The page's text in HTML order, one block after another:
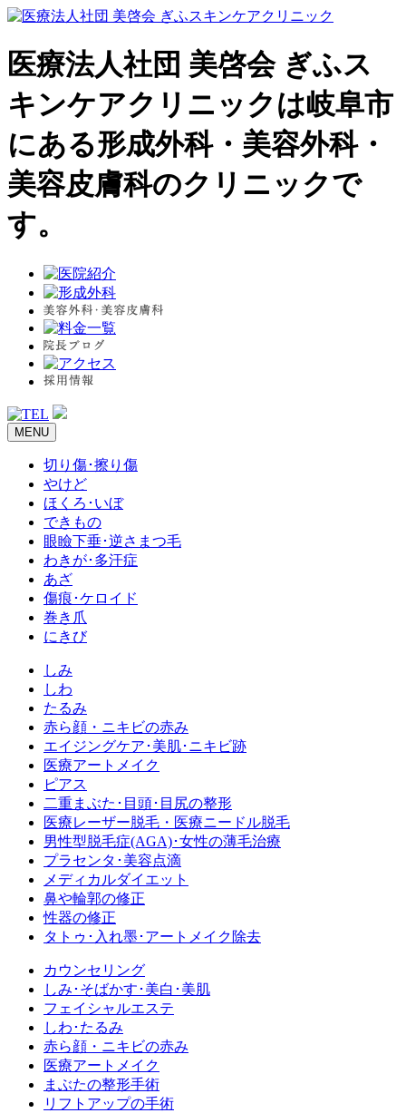
医療法人社団 美啓会 ぎふス
キンケアクリニックは岐阜市
にある形成外科・美容外科・
美容皮膚科のクリニックで
す。
MENU
切り傷･擦り傷
やけど
ほくろ･いぼ
できもの
眼瞼下垂･逆さまつ毛
わきが･多汗症
あざ
傷痕･ケロイド
巻き爪
にきび
しみ
しわ
たるみ
赤ら顔・ニキビの赤み
エイジングケア･美肌･ニキビ跡
医療アートメイク
ピアス
二重まぶた･目頭･目尻の整形
医療レーザー脱毛・医療ニードル脱毛
男性型脱毛症(AGA)･女性の薄毛治療
プラセンタ･美容点滴
メディカルダイエット
鼻や輪郭の修正
性器の修正
タトゥ･入れ墨･アートメイク除去
カウンセリング
しみ･そばかす･美白･美肌
フェイシャルエステ
しわ･たるみ
赤ら顔・ニキビの赤み
医療アートメイク
まぶたの整形手術
リフトアップの手術